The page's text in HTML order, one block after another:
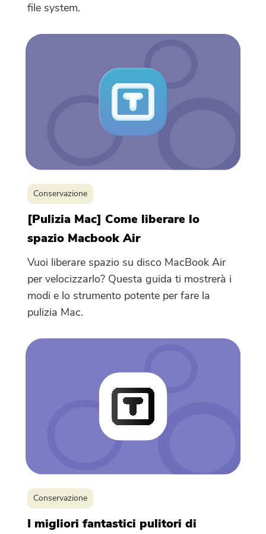
file system.
Conservazione
[Pulizia Mac] Come liberare lo
spazio Macbook Air
Vuoi liberare spazio su disco MacBook Air
per velocizzarlo? Questa guida ti mostrerà i
modi e lo strumento potente per fare la
pulizia Mac.
Conservazione
I migliori fantastici pulitori di